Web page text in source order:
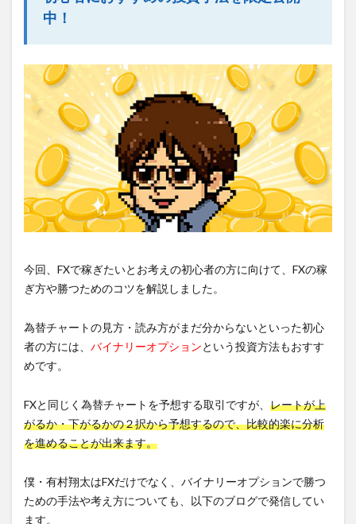
中！
今回、FXで稼ぎたいとお考えの初心者の方に向けて、FXの稼
ぎ方や勝つためのコツを解説しました。
為替チャートの見方・読み方がまだ分からないといった初心
者の方には、 バイナリーオプションという投資方法もおすす
めです。
FXと同じく為替チャートを予想する取引ですが、 レートが上
がるか・下がるかの２択から予想するので、比較的楽に分析
を進めることが出来ます。
僕・有村翔太はFXだけでなく、バイナリーオプションで勝つ
ための手法や考え方についても、以下のブログで発信してい
ます。